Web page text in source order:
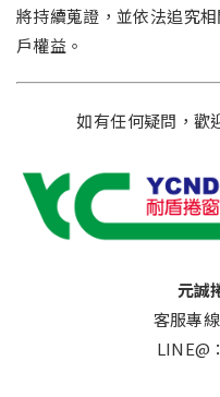
將持續蒐證，並依法追究
戶權益。
如有任何疑問，歡
元誠
客服專
LINE@